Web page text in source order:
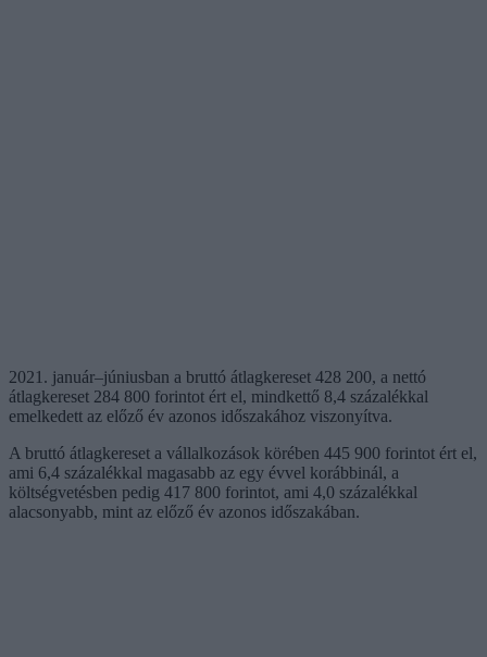
2021. január–júniusban a bruttó átlagkereset 428 200, a nettó
átlagkereset 284 800 forintot ért el, mindkettő 8,4 százalékkal
emelkedett az előző év azonos időszakához viszonyítva.
A bruttó átlagkereset a vállalkozások körében 445 900 forintot ért el,
ami 6,4 százalékkal magasabb az egy évvel korábbinál, a
költségvetésben pedig 417 800 forintot, ami 4,0 százalékkal
alacsonyabb, mint az előző év azonos időszakában.